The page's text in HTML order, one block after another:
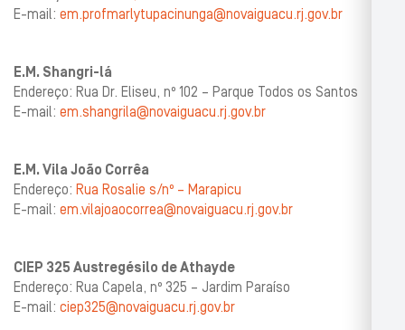
E-mail: em.profmarlytupacinunga@novaiguacu.rj.gov.br
E.M. Shangri-lá
Endereço: Rua Dr. Eliseu, nº 102 – Parque Todos os Santos
E-mail: em.shangrila@novaiguacu.rj.gov.br
E.M. Vila João Corrêa
Endereço: Rua Rosalie s/nº – Marapicu
E-mail: em.vilajoaocorrea@novaiguacu.rj.gov.br
CIEP 325 Austregésilo de Athayde
Endereço: Rua Capela, nº 325 – Jardim Paraíso
E-mail: ciep325@novaiguacu.rj.gov.br